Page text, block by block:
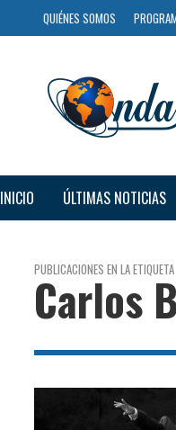
QUIÉNES SOMOS
INICIO ÚLTIMAS NOTICIAS
PUBLICACIONES EN LA ETIQUETA
Carlos